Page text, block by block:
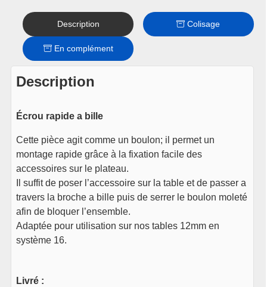
Description Colisage
En complément
Description
Écrou rapide a bille
Cette pièce agit comme un boulon; il permet un
montage rapide grâce à la fixation facile des
accessoires sur le plateau.
Il suffit de poser l’accessoire sur la table et de passer a
travers la broche a bille puis de serrer le boulon moleté
afin de bloquer l’ensemble.
Adaptée pour utilisation sur nos tables 12mm en
système 16.
Livré :